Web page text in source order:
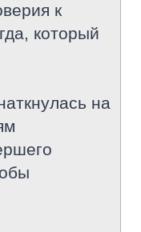
к
который
на